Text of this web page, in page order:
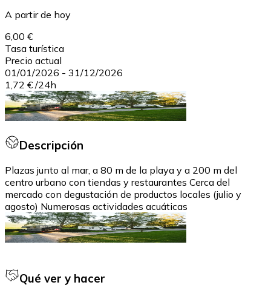
A partir de hoy
6,00 €
Tasa turística
Precio actual
01/01/2026 - 31/12/2026
1,72 € /24h
Descripción
Plazas junto al mar, a 80 m de la playa y a 200 m del
centro urbano con tiendas y restaurantes Cerca del
mercado con degustación de productos locales (julio y
agosto) Numerosas actividades acuáticas
Qué ver y hacer